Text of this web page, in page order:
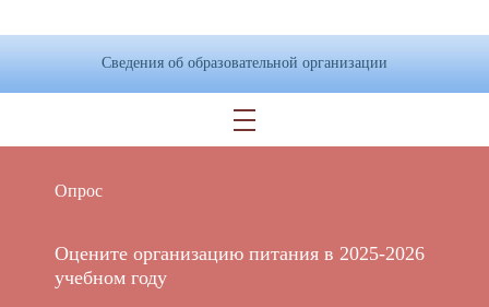
Сведения об образовательной организации
Опрос
Оцените организацию питания в 2025-2026
учебном году